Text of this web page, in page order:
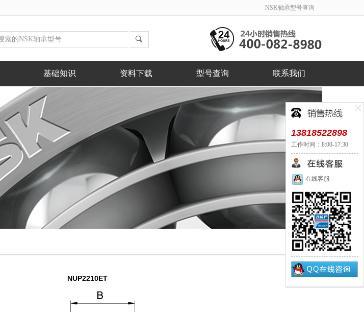
NSK轴承型号查询
基础知识 资料下载 型号查询 联系我们
NUP2210ET
13818522898
工作时间：8:00-17:30
在线客服